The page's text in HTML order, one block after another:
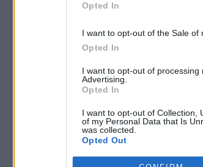
Opted In
I want to opt-out of the Sale of
Opted In
I want to opt-out of
Advertising.
Opted In
I want to opt-out of Collection,
of my Personal Data that Is
was collected.
Opted Out